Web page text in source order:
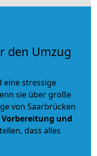
den Umzug
eine stressige
sie über große
von Saarbrücken
Vorbereitung und
dass alles